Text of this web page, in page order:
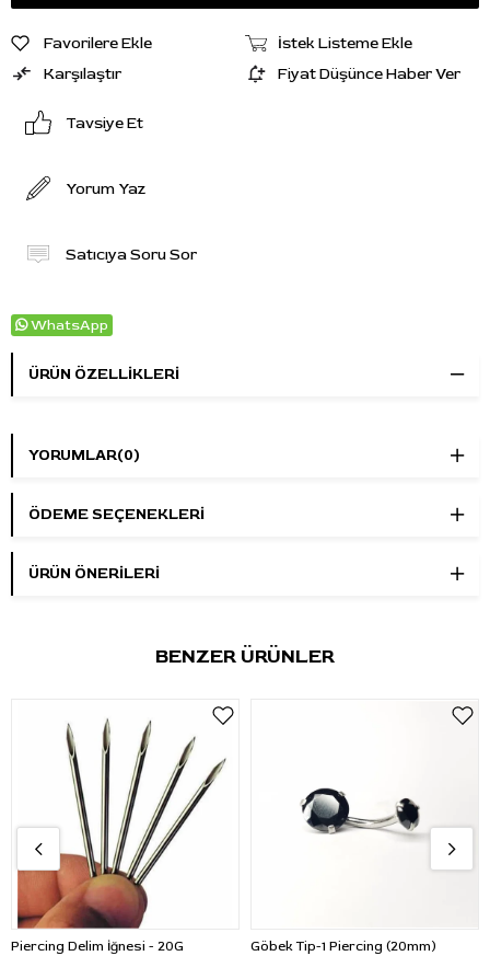
Favorilere Ekle
İstek Listeme Ekle
Karşılaştır
Fiyat Düşünce Haber Ver
Tavsiye Et
Yorum Yaz
Satıcıya Soru Sor
WhatsApp
ÜRÜN ÖZELLIKLERI
YORUMLAR(0)
ÖDEME SEÇENEKLERI
ÜRÜN ÖNERILERI
BENZER ÜRÜNLER
Piercing Delim İğnesi - 20G Göbek Tip-1 Piercing (20mm)